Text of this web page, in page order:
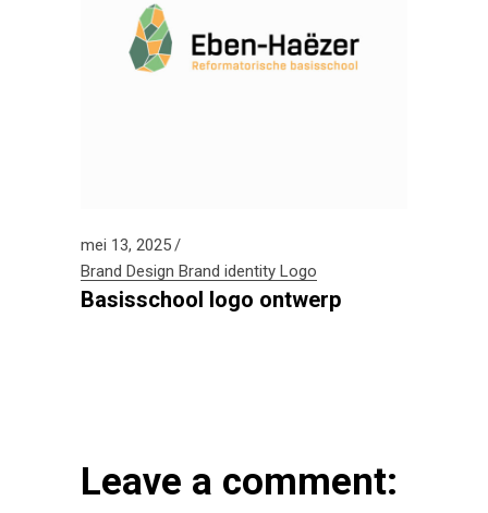
mei 13, 2025
Brand Design Brand identity Logo
Basisschool logo ontwerp
Leave a comment: